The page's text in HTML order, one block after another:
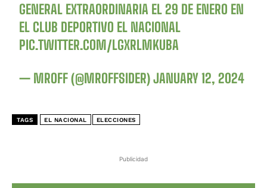
Publicidad
GENERAL EXTRAORDINARIA EL 29 DE ENERO EN
EL CLUB DEPORTIVO EL NACIONAL
PIC.TWITTER.COM/LGXRLMKUBA
— MROFF (@MROFFSIDER)JANUARY 12, 2024
TAGS EL NACIONAL ELECCIONES